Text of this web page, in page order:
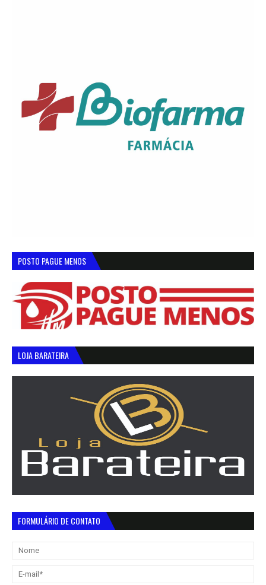
POSTO PAGUE MENOS
LOJA BARATEIRA
FORMULÁRIO DE CONTATO